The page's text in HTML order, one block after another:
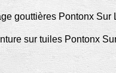
gouttières Pontonx Sur
sur tuiles Pontonx